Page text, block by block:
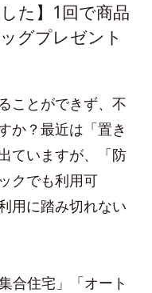
た】1回で商品
グプレゼント
ことができず、不
か？最近は「置き
ていますが、「防
クでも利用可
用に踏み切れない
合住宅」「オート